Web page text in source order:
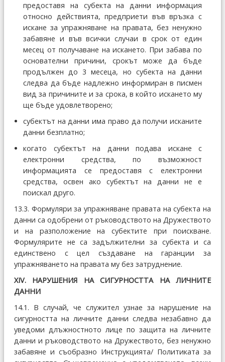
предоставя на субекта на данни информация
относно действията, предприети във връзка с
искане за упражняване на правата, без ненужно
забавяне и във всички случаи в срок от един
месец от получаване на искането. При забава по
основателни причини, срокът може да бъде
продължен до 3 месеца, но субекта на данни
следва да бъде надлежно информиран в писмен
вид за причините и за срока, в който искането му
ще бъде удовлетворено;
субектът на данни има право да получи исканите
данни безплатно;
когато субектът на данни подава искане с
електронни средства, по възможност
информацията се предоставя с електронни
средства, освен ако субектът на данни не е
поискал друго.
13.3. Формуляри за упражняване правата на субекта на
данни са одобрени от ръководството на Дружеството
и на разположение на субектите при поискване.
Формулярите не са задължителни за субекта и са
единствено с цел създаване на гаранции за
упражняването на правата му без затруднение.
ХІV. НАРУШЕНИЯ НА СИГУРНОСТТА НА ЛИЧНИТЕ
ДАННИ
14.1. В случай, че служител узнае за нарушение на
сигурността на личните данни следва незабавно да
уведоми длъжностното лице по защита на личните
данни и ръководството на Дружеството, без ненужно
забавяне и съобразно Инструкцията/ Политиката за